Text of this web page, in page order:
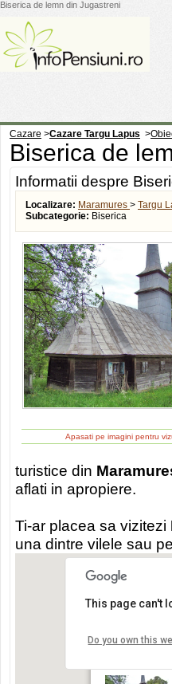
Biserica de lemn din Jugastreni
Cazare >Cazare Targu Lapus >
Biserica de
Informatii despre
Localizare: Maramures > Targu
Subcategorie: Biserica
Apasati pe imagini pentru
turistice din
aflati in apropiere.
Ti-ar placea sa vizitezi
una dintre vilele sau